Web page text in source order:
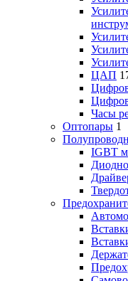
ЦАП
Часы
Оптопары 1
IGBT